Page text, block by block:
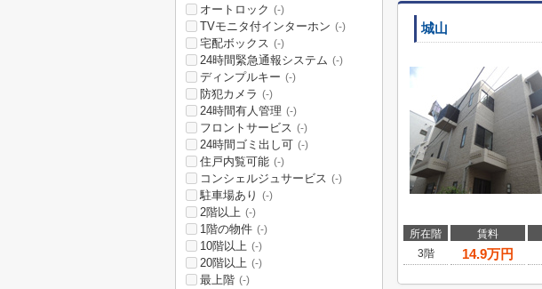
城山
所在階 賃料
3階
14.9万円
オートロック (-)
TVモニタ付インターホン (-)
宅配ボックス (-)
24時間緊急通報システム (-)
ディンプルキー (-)
防犯カメラ (-)
24時間有人管理 (-)
フロントサービス (-)
24時間ゴミ出し可 (-)
住戸内覧可能 (-)
コンシェルジュサービス (-)
駐車場あり (-)
2階以上 (-)
1階の物件 (-)
10階以上 (-)
20階以上 (-)
最上階 (-)